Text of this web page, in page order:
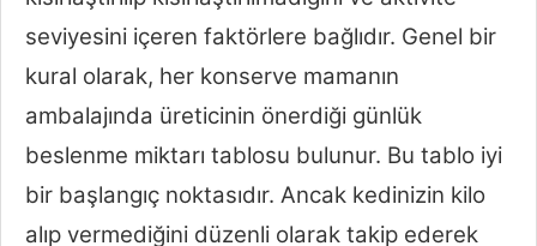
seviyesini içeren faktörlere bağlıdır. Genel bir
kural olarak, her konserve mamanın
ambalajında üreticinin önerdiği günlük
beslenme miktarı tablosu bulunur. Bu tablo iyi
bir başlangıç noktasıdır. Ancak kedinizin kilo
alıp vermediğini düzenli olarak takip ederek